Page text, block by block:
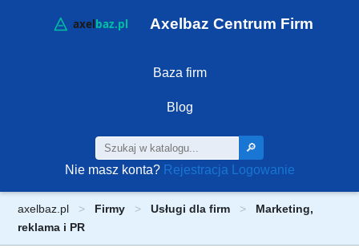
Axelbaz Centrum Firm
Baza firm
Blog
🔎
Nie masz konta? Rejestracja Logowanie
axelbaz.pl Firmy Usługi dla firm
Marketing,
reklama i PR